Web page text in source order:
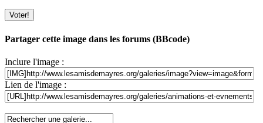
Partager cette image dans les forums (BBcode)
Inclure l'image :
Lien de l'image :